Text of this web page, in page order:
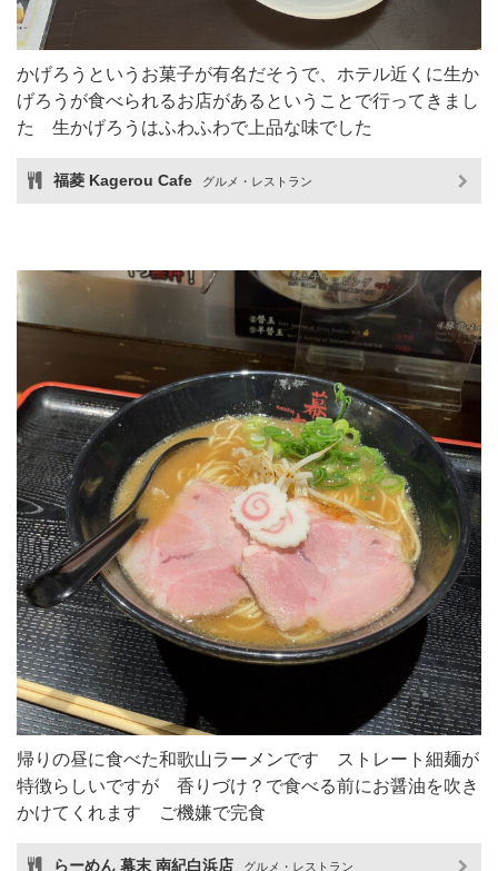
かげろうというお菓子が有名だそうで、ホテル近くに生か
げろうが食べられるお店があるということで行ってきまし
た 生かげろうはふわふわで上品な味でした
福菱 Kagerou Cafe グルメ・レストラン
帰りの昼に食べた和歌山ラーメンです ストレート細麺が
特徴らしいですが 香りづけ？で食べる前にお醤油を吹き
かけてくれます ご機嫌で完食
らーめん 幕末 南紀白浜店 グルメ・レストラン